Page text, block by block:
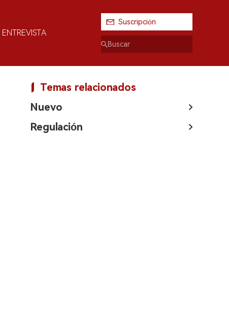
ENTREVISTA
Suscripción
Temas relacionados
Nuevo
Regulación